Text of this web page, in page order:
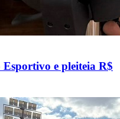
e pleiteia R$